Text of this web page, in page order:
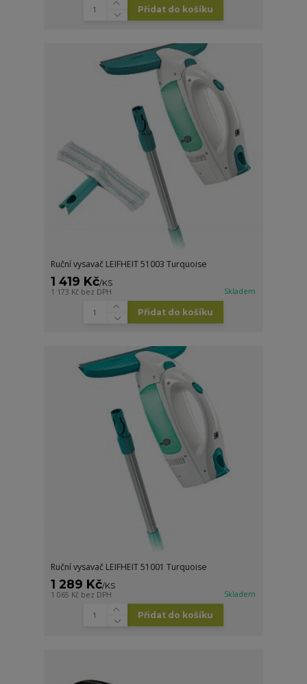
Přidat do košíku
Ruční vysavač LEIFHEIT 51003 Turquoise
1 419 Kč/KS
1 173 Kč bez DPH Skladem
Přidat do košíku
Ruční vysavač LEIFHEIT 51001 Turquoise
1 289 Kč/KS
1 065 Kč bez DPH Skladem
Přidat do košíku